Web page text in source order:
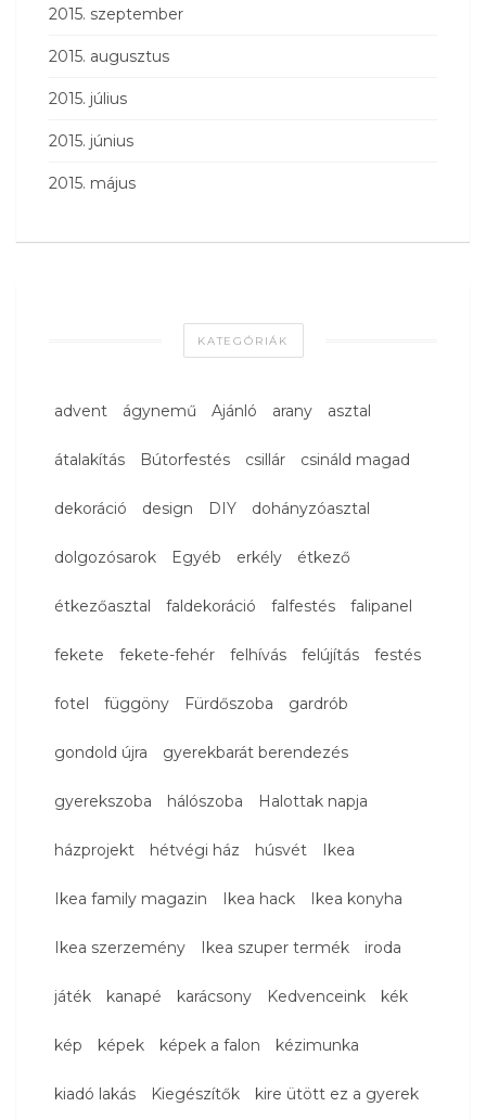
2015. szeptember
2015. augusztus
2015. július
2015. június
2015. május
KATEGÓRIÁK
advent ágynemű Ajánló arany asztal
átalakítás Bútorfestés csillár csináld magad
dekoráció design DIY dohányzóasztal
dolgozósarok Egyéb erkély étkező
étkezőasztal faldekoráció falfestés falipanel
fekete fekete-fehér felhívás felújítás festés
fotel függöny Fürdőszoba gardrób
gondold újra gyerekbarát berendezés
gyerekszoba hálószoba Halottak napja
házprojekt hétvégi ház húsvét Ikea
Ikea family magazin Ikea hack Ikea konyha
Ikea szerzemény Ikea szuper termék iroda
játék kanapé karácsony Kedvenceink kék
kép képek képek a falon kézimunka
kiadó lakás Kiegészítők kire ütött ez a gyerek